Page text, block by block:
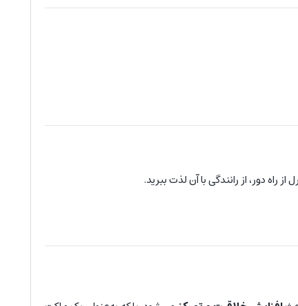
راه دور، از رانندگی با آن لذت ببرید.